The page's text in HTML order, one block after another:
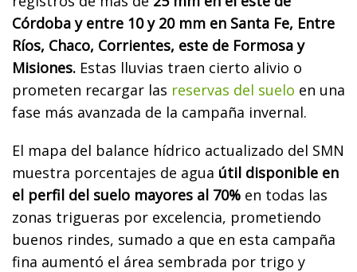
Córdoba y entre 10 y 20 mm en Santa Fe, Entre
Ríos, Chaco, Corrientes, este de Formosa y
Misiones. Estas lluvias traen cierto alivio o
prometen recargar las reservas del suelo en una
fase más avanzada de la campaña invernal.
El mapa del balance hídrico actualizado del SMN
muestra porcentajes de agua útil disponible en
el perfil del suelo mayores al 70% en todas las
zonas trigueras por excelencia, prometiendo
buenos rindes, sumado a que en esta campaña
fina aumentó el área sembrada por trigo y